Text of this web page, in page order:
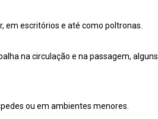
em escritórios e até como poltronas.
na circulação e na passagem, alguns
ou em ambientes menores.